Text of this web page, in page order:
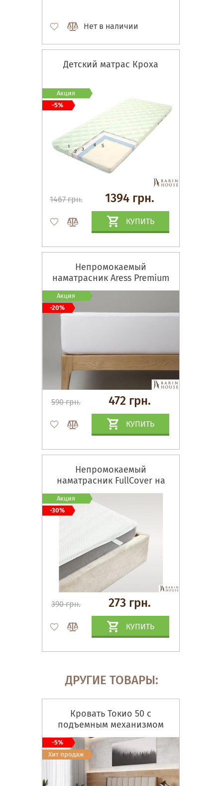
Нет в наличии
Детский матрас Кроха
1467 грн. 1394 грн.
КУПИТЬ
Акция
-5%
Непромокаемый
наматрасник Aress Premium
590 грн. 472 грн.
КУПИТЬ
Акция
-20%
Непромокаемый
наматрасник FullCover на
резинках по углам
390 грн. 273 грн.
КУПИТЬ
Акция
-30%
ДРУГИЕ ТОВАРЫ:
Кровать Токио 50 с
подъемным механизмом
-5%
Хит продаж